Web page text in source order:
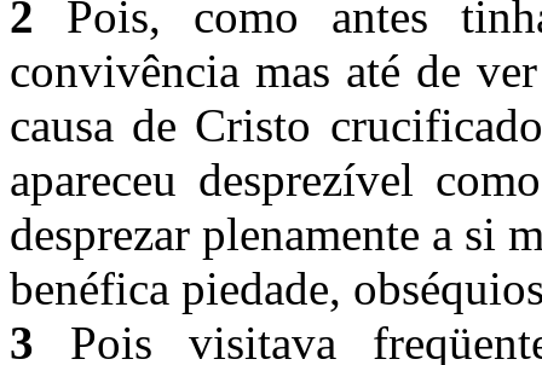
2 Pois, como antes
convivência mas até de
causa de Cristo
apareceu desprezível
desprezar plenamente a si
benéfica piedade,
3 Pois visitava